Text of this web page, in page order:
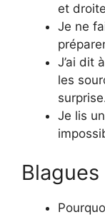
et
Je ne
J’ai dit
les
Je lis